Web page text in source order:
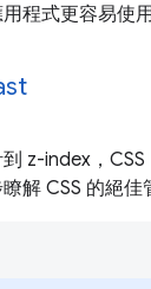
程式更容易使用
z-index，
解 CSS 的絕佳